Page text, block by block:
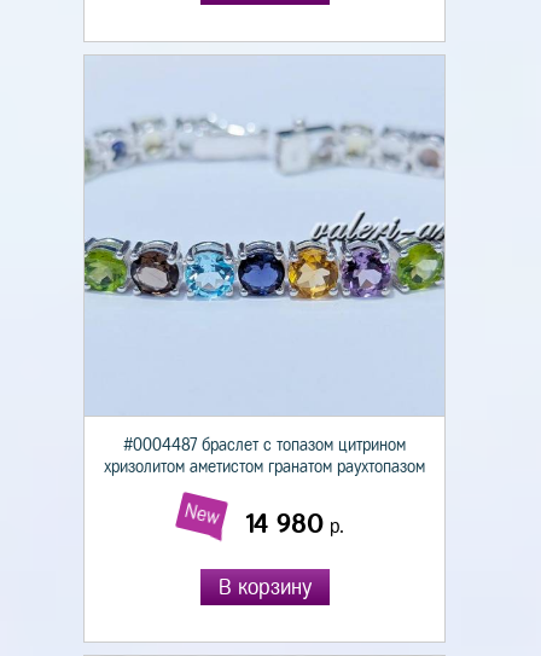
#0004487 браслет с топазом цитрином
хризолитом аметистом гранатом раухтопазом
New 14 980 р.
В корзину